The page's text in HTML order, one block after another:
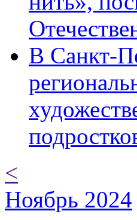
В Санкт-
<
Ноябрь 2024